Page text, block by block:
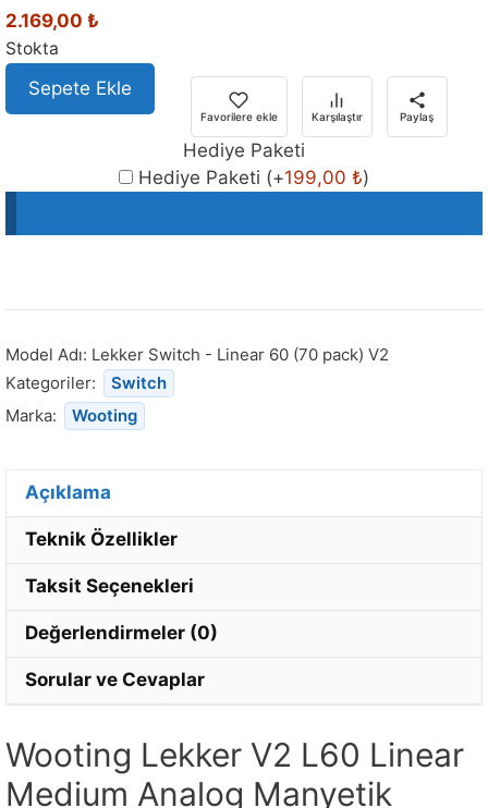
2.169,00 ₺
Stokta
Sepete Ekle
Favorilere ekle Karşılaştır Paylaş
Hediye Paketi
Hediye Paketi (+199,00 ₺)
Model Adı: Lekker Switch - Linear 60 (70 pack) V2
Kategoriler:
Switch
Marka:
Wooting
Açıklama
Teknik Özellikler
Taksit Seçenekleri
Değerlendirmeler (0)
Sorular ve Cevaplar
Wooting Lekker V2 L60 Linear
Medium Analog Manyetik